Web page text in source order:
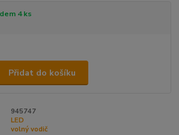
4 ks
Přidat do košíku
945747
LED
volný vodič